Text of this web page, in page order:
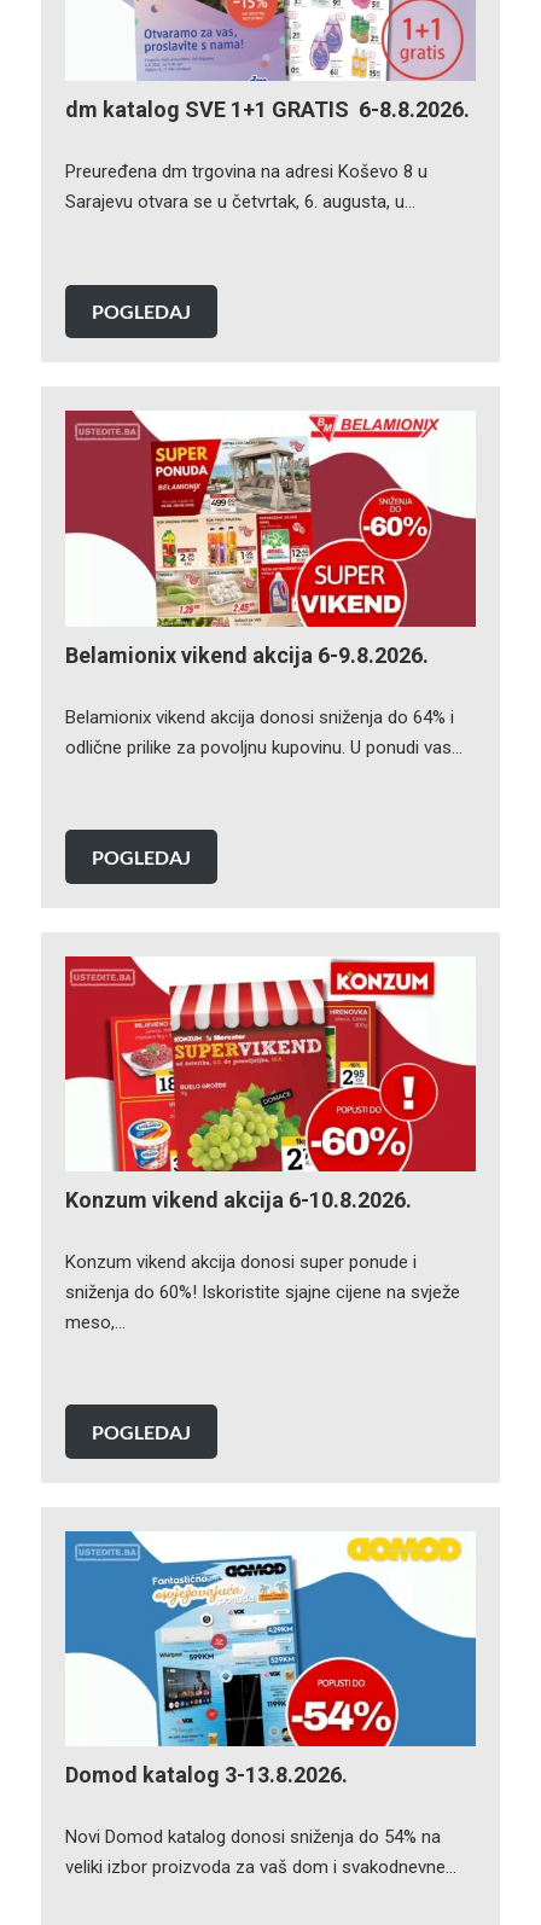
dm katalog SVE 1+1 GRATIS 6-8.8.2026.
Preuređena dm trgovina na adresi Koševo 8 u
Sarajevu otvara se u četvrtak, 6. augusta, u…
POGLEDAJ
Belamionix vikend akcija 6-9.8.2026.
Belamionix vikend akcija donosi sniženja do 64% i
odlične prilike za povoljnu kupovinu. U ponudi vas…
POGLEDAJ
Konzum vikend akcija 6-10.8.2026.
Konzum vikend akcija donosi super ponude i
sniženja do 60%! Iskoristite sjajne cijene na svježe
meso,…
POGLEDAJ
Domod katalog 3-13.8.2026.
Novi Domod katalog donosi sniženja do 54% na
veliki izbor proizvoda za vaš dom i svakodnevne…